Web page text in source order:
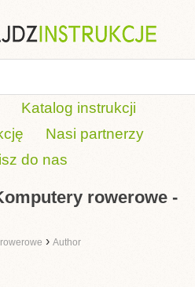
Katalog instrukcji
Nasi partnerzy
do nas
rowerowe -
› Author